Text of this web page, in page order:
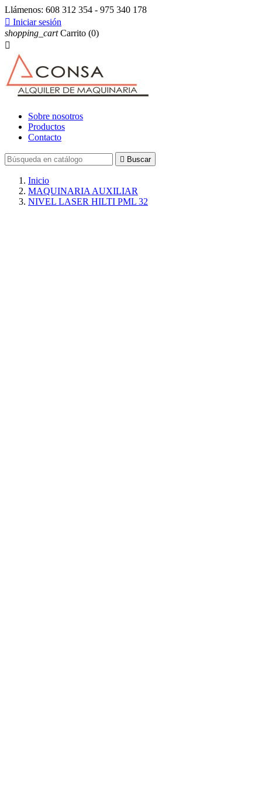
Llámenos: 608 312 354 - 975 340 178
 Iniciar sesión
shopping_cart Carrito (0)

Sobre nosotros
Productos
Contacto
 Buscar
Inicio
MAQUINARIA AUXILIAR
NIVEL LASER HILTI PML 32